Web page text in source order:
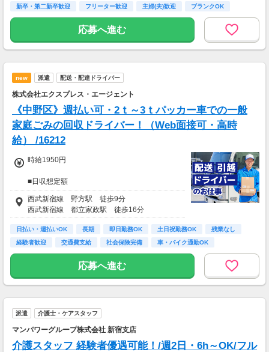
・最短5分で働いた分の給与を口座受取可能
・スマホからカンタン申請
・1,000円単位で利用可能
■交通費 上限30,000円まで支給 ※会社規定有
り
ご希望の地域や条件などを伺いながらあなた
に合ったお仕事をご紹介します！
新卒・第二新卒歓迎
フリーター歓迎 主婦(夫)歓迎
ブランクOK
学歴不問
応募へ進む
new 派遣 配送・配達ドライバー
株式会社エクスプレス・エージェント
《中野区》週払い可・2ｔ～3ｔパッカー車での一般
家庭ごみの回収ドライバー！（Web面接可・高時
給） /16212
時給1950円
■日収想定額
14,600円
■月収想定額
365,000円～380,000円
※日収額・月収額の最大値は残業・割増等を含
む見込み額となります。
※交通費は別途実費分支給！（規定あり）
※上記月収額は月間25日～26日出勤した場合の
西武新宿線 野方駅 徒歩9分
西武新宿線 都立家政駅 徒歩16分
日払い・週払いOK 長期 即日勤務OK 土日祝勤務OK
残業なし
経験者歓迎
交通費支給 社会保険完備 車・バイク通勤OK
応募へ進む
派遣 介護士・ケアスタッフ
マンパワーグループ株式会社 新宿支店
介護スタッフ 経験者優遇可能！/週2日・6h～OK/フル